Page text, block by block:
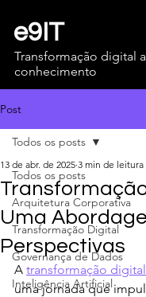
e9IT
Transformação digital
conhecimento
Post
Todos os posts
Arquitetura Corporativa
Transformação Digital
Governança de Dados
Inteligência Artificial
Todos os posts
Uma
Perspectivas
13 de abr. de 2025 3 min de leitura
A transformação digital
uma jornada que